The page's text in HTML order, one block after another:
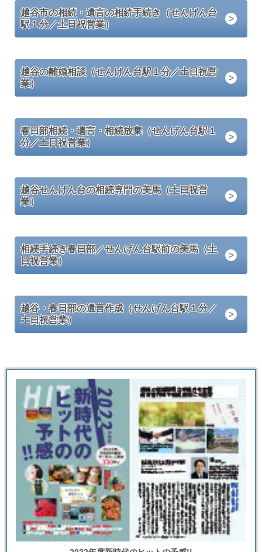
越谷市の相続・遺言の相続手続き（せんげん台
駅１分／土日祝営業）
越谷の離婚相談（せんげん台駅１分／土日祝営
業）
春日部相続・遺言・相続放棄（せんげん台駅１
分／土日祝営業）
越谷せんげん台の相続専門の美馬（土日祝営
業）
相続手続き春日部／せんげん台駅前の美馬（土
日祝営業）
越谷・春日部の遺言作成（せんげん台駅１分／
土日祝営業）